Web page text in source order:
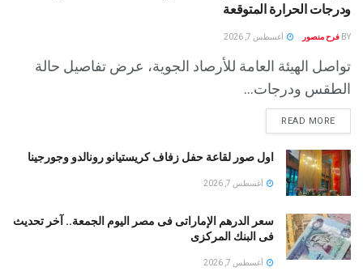
ودرجات الحرارة المتوقعة
BY فرح منصور أغسطس 7, 2026
تواصل الهيئة العامة للأرصاد الجوية، عرض تفاصيل حالة
الطقس ودرجات...
READ MORE
اول صور لقاعة حفل زفاف كريستيانو رونالدو وجورجينا
أغسطس 7, 2026
سعر الدرهم الإماراتى فى مصر اليوم الجمعة.. آخر تحديث
فى البنك المركزى
أغسطس 7, 2026